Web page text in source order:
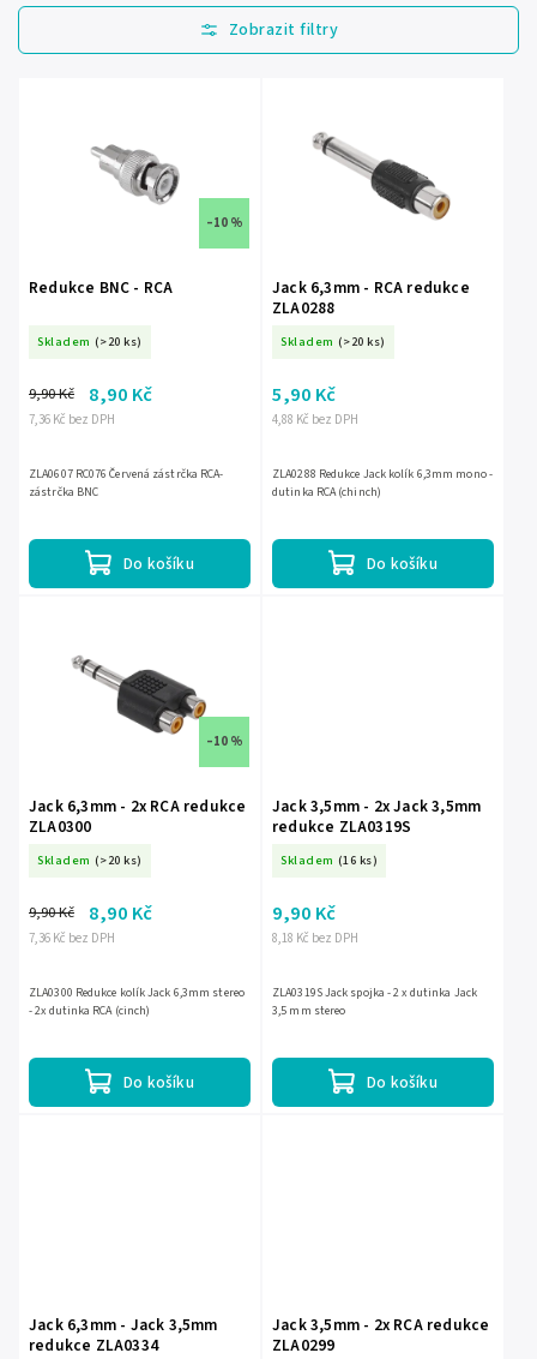
Nejlevnější
Nejdražší
–10 %
Redukce BNC - RCA
Skladem (>20 ks)
7,36 Kč bez DPH
9,90 Kč 8,90 Kč
Do košíku
ZLA0607 RC076 Červená zástrčka RCA-
zástrčka BNC
Jack 6,3mm - RCA redukce
ZLA0288
Skladem (>20 ks)
4,88 Kč bez DPH
5,90 Kč
Do košíku
ZLA0288 Redukce Jack kolík 6,3mm mono -
dutinka RCA (chinch)
–10 %
Jack 6,3mm - 2x RCA redukce
ZLA0300
Skladem (>20 ks)
7,36 Kč bez DPH
9,90 Kč 8,90 Kč
Do košíku
ZLA0300 Redukce kolík Jack 6,3mm stereo
- 2x dutinka RCA (cinch)
Jack 3,5mm - 2x Jack 3,5mm
redukce ZLA0319S
Skladem (16 ks)
8,18 Kč bez DPH
9,90 Kč
Do košíku
ZLA0319S Jack spojka - 2 x dutinka Jack
3,5 mm stereo
Jack 6,3mm - Jack 3,5mm
redukce ZLA0334
Jack 3,5mm - 2x RCA redukce
ZLA0299